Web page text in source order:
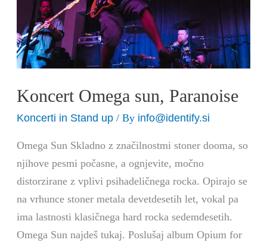
Koncert Omega sun, Paranoise
Koncerti in Stand up / By info@identify.si
Omega Sun Skladno z značilnostmi stoner dooma, so
njihove pesmi počasne, a ognjevite, močno
distorzirane z vplivi psihadeličnega rocka. Opirajo se
na vrhunce stoner metala devetdesetih let, vokal pa
ima lastnosti klasičnega hard rocka sedemdesetih.
Omega Sun najdeš tukaj. Poslušaj album Opium for